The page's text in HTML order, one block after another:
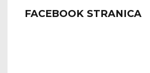
FACEBOOK STRANICA